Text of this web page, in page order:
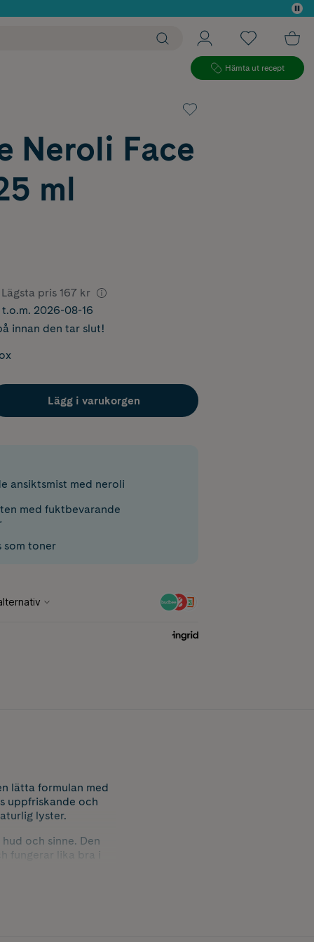
Hämta ut recept
Neroli Face
ml
Lägsta pris 167 kr
2026-08-16
innan den tar slut!
Lägg i varukorgen
ansiktsmist med neroli
med fuktbevarande
som toner
lätta formulan med
uppfriskande och
lyster.
och sinne. Den
fungerar lika bra i